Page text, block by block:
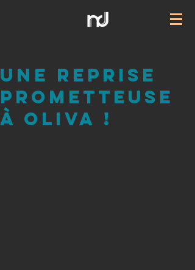
Une reprise
prometteuse
à Oliva !